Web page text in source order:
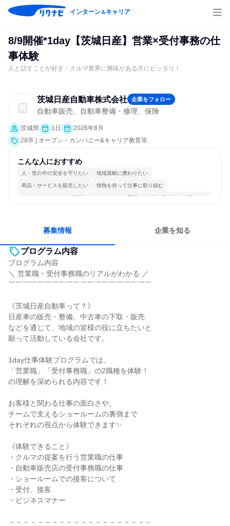
インターン＆キャリア
8/9開催*1day【茨城日産】営業×受付事務の仕
事体験
人と話すことが好き・クルマ業界に興味がある方にピッタリ！
茨城日産自動車株式会社 企業をフォロー
自動車販売、自動車整備・修理、保険
茨城県 1日
2026年8月
28卒 | オープン・カンパニー&キャリア教育等
こんな人におすすめ
人・世の中の安全を守りたい 地域貢献に携わりたい
商品・サービスを販売したい 情熱を持って仕事に取り組む
コミュニケーションが活発 チームワークを重視 多様な職種の人と関われる
募集情報 企業を知る
プログラム内容
プログラム内容
＼ 営業職・受付事務職のリアルがわかる ／
￣￣￣￣￣￣￣￣￣￣￣￣￣￣￣￣￣￣￣￣
《茨城日産自動車って？》
日産車の販売・整備、中古車の下取・販売
などを通じて、地域の皆様の役に立ちたいと
願って活動している会社です。
1day仕事体験プログラムでは、
「営業職」「受付事務職」の2職種を体験！
の理解を深められる内容です！
お客様と関わる仕事の面白さや、
チームで支えるショールームの裏側まで
それぞれの視点から体験できます✨
《体験できること》
・クルマの提案を行う営業職の仕事
・自動車販売店の受付事務職の仕事
・ショールームでの接客について
・受付、接客
・ビジネスマナー
－－－－－－－－－－－－－－－－－－－－